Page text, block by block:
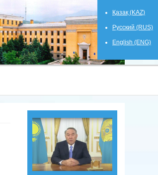
Қазақ (KAZ)
Русский (RUS)
English (ENG)